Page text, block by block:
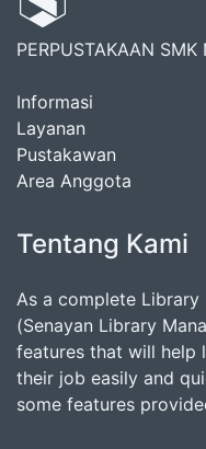
PERPUSTAKAAN
Informasi
Layanan
Pustakawan
Area Anggota
Tentang Kami
As a complete Library
(Senayan Library
features that will help
their job easily and
some features